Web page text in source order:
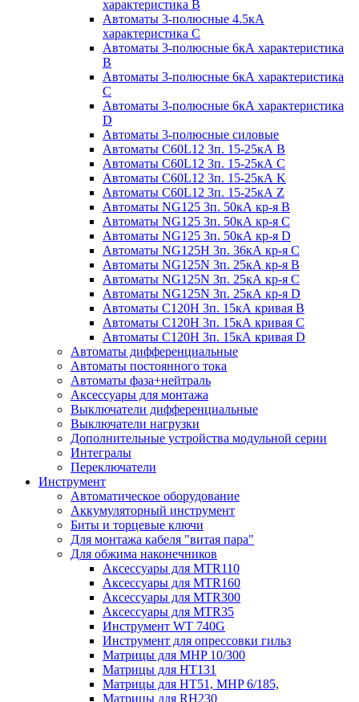
характеристика В
Автоматы 3-полюсные 4.5кА
характеристика С
Автоматы 3-полюсные 6кА характеристика
B
Автоматы 3-полюсные 6кА характеристика
C
Автоматы 3-полюсные 6кА характеристика
D
Автоматы 3-полюсные силовые
Автоматы C60L12 3п. 15-25кА B
Автоматы C60L12 3п. 15-25кА C
Автоматы C60L12 3п. 15-25кА K
Автоматы C60L12 3п. 15-25кА Z
Автоматы NG125 3п. 50кА кр-я B
Автоматы NG125 3п. 50кА кр-я C
Автоматы NG125 3п. 50кА кр-я D
Автоматы NG125H 3п. 36кА кр-я C
Автоматы NG125N 3п. 25кА кр-я B
Автоматы NG125N 3п. 25кА кр-я C
Автоматы NG125N 3п. 25кА кр-я D
Автоматы С120Н 3п. 15кА кривая B
Автоматы С120Н 3п. 15кА кривая C
Автоматы С120Н 3п. 15кА кривая D
Автоматы дифференциальные
Автоматы постоянного тока
Автоматы фаза+нейтраль
Аксессуары для монтажа
Выключатели дифференциальные
Выключатели нагрузки
Дополнительные устройства модульной серии
Интегралы
Переключатели
Инструмент
Автоматическое оборудование
Аккумуляторный инструмент
Биты и торцевые ключи
Для монтажа кабеля "витая пара"
Для обжима наконечников
Аксессуары для MTR110
Аксессуары для MTR160
Аксессуары для MTR300
Аксессуары для MTR35
Инструмент WT 740G
Инструмент для опрессовки гильз
Матрицы для MHP 10/300
Матрицы для НТ131
Матрицы для НТ51, MHP 6/185,
Матрицы для RH230